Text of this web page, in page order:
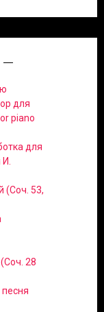
для
piano
для
И.
(Соч. 53,
28